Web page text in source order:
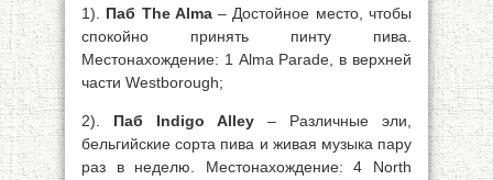
1). Паб The Alma– Достойное место, чтобы
спокойно принять пинту пива.
Местонахождение: 1 Alma Parade, в верхней
части Westborough;
2). Паб Indigo Alley – Различные эли,
бельгийские сорта пива и живая музыка пару
раз в неделю. Местонахождение: 4 North